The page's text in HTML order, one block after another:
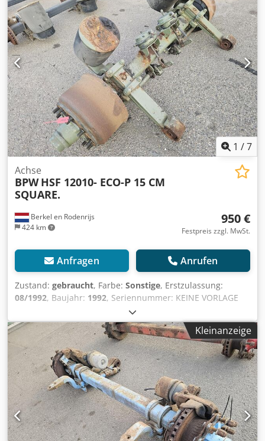
1 /7
Berkel en Rodenrijs
424 km
Achse
BPW HSF 12010- ECO-P 15 CM
SQUARE.
950 €
Festpreis zzgl. MwSt.
Anfragen Anrufen
Zustand: gebraucht, Farbe: Sonstige, Erstzulassung:
08/1992, Baujahr: 1992, Seriennummer: KEINE VORLAGE
ROBUSTE ACHSE FÜR ANHÄNGER. Chjdpfx Amjzrr S To Roa
Kleinanzeige